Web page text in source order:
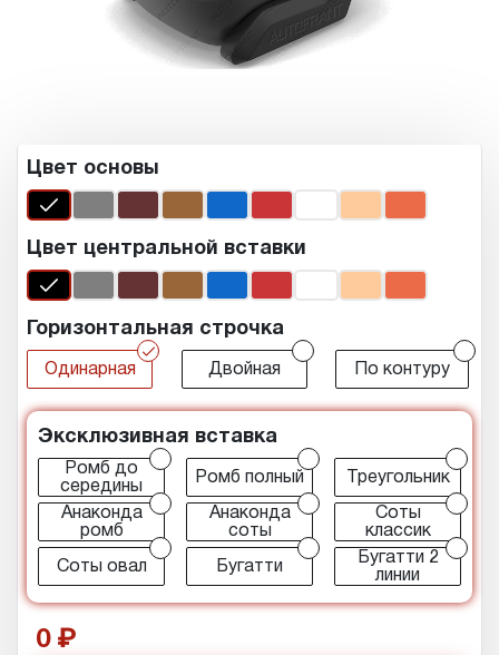
Цвет основы
Цвет центральной вставки
Горизонтальная строчка
r
Одинарная Двойная По контуру
Эксклюзивная вставка
Ромб до
середины
Ромб полный Треугольник
Анаконда
ромб
Анаконда
соты
Соты
классик
Соты овал Бугатти
Бугатти 2
линии
0